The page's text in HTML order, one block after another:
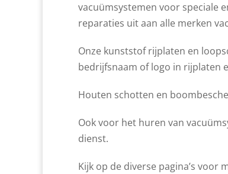
vacuümsystemen voor speciale
reparaties uit aan alle merken
Onze kunststof rijplaten en
bedrijfsnaam of logo in rijplaten
Houten schotten en
Ook voor het huren van
dienst.
Kijk op de diverse pagina’s